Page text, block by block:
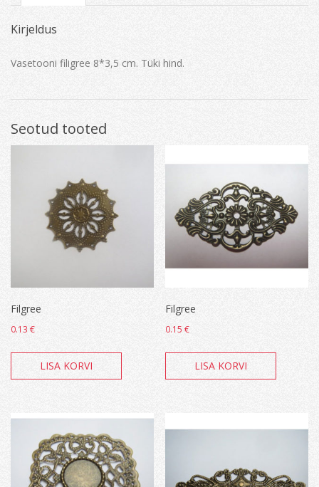
Kirjeldus
Vasetooni filigree 8*3,5 cm. Tüki hind.
Seotud tooted
Filgree
0.13 €
LISA KORVI
Filgree
0.15€
LISA KORVI